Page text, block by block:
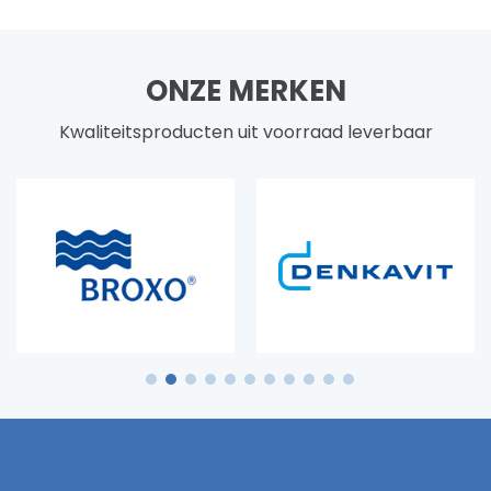
ONZE MERKEN
Kwaliteitsproducten uit voorraad leverbaar
1 2 3 4 5 6 7 8 9 10 11